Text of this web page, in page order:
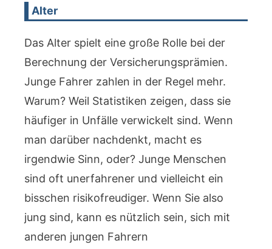
Alter
Das Alter spielt eine große Rolle bei der
Berechnung der Versicherungsprämien.
Junge Fahrer zahlen in der Regel mehr.
Warum? Weil Statistiken zeigen, dass sie
häufiger in Unfälle verwickelt sind. Wenn
man darüber nachdenkt, macht es
irgendwie Sinn, oder? Junge Menschen
sind oft unerfahrener und vielleicht ein
bisschen risikofreudiger. Wenn Sie also
jung sind, kann es nützlich sein, sich mit
anderen jungen Fahrern